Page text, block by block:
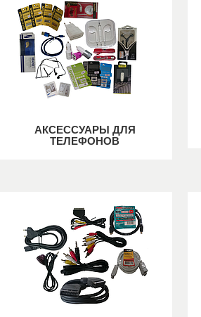
АКСЕССУАРЫ ДЛЯ
ТЕЛЕФОНОВ